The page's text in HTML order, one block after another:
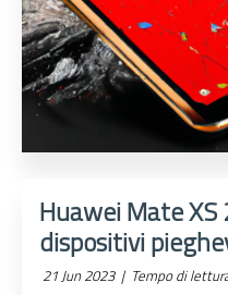
Huawei Mate
dispositivi
21 Jun 2023 | Tempo di